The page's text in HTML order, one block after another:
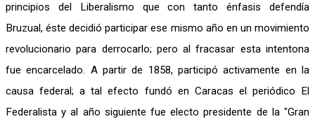
principios del Liberalismo que con tanto énfasis defendía
Bruzual, éste decidió participar ese mismo año en un movimiento
revolucionario para derrocarlo; pero al fracasar esta intentona
fue encarcelado. A partir de 1858, participó activamente en la
causa federal; a tal efecto fundó en Caracas el periódico El
Federalista y al año siguiente fue electo presidente de la "Gran